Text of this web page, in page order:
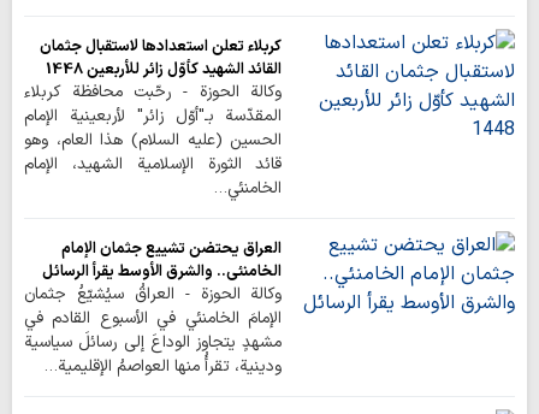
كربلاء تعلن استعدادها لاستقبال جثمان
القائد الشهيد كأوّل زائر للأربعين 1448
وكالة الحوزة - رحّبت محافظة كربلاء
المقدّسة بـ"أوّل زائر" لأربعينية الإمام
الحسين (عليه السلام) هذا العام، وهو
قائد الثورة الإسلامية الشهيد، الإمام
الخامنئي…
العراق يحتضن تشييع جثمان الإمام
الخامنئي.. والشرق الأوسط يقرأ الرسائل
وكالة الحوزة - العراقُ سيُشيّعُ جثمان
الإمامَ الخامنئي في الأسبوع القادم في
مشهدٍ يتجاوز الوداعَ إلى رسائلَ سياسية
ودينية، تقرأُ منها العواصمُ الإقليمية…